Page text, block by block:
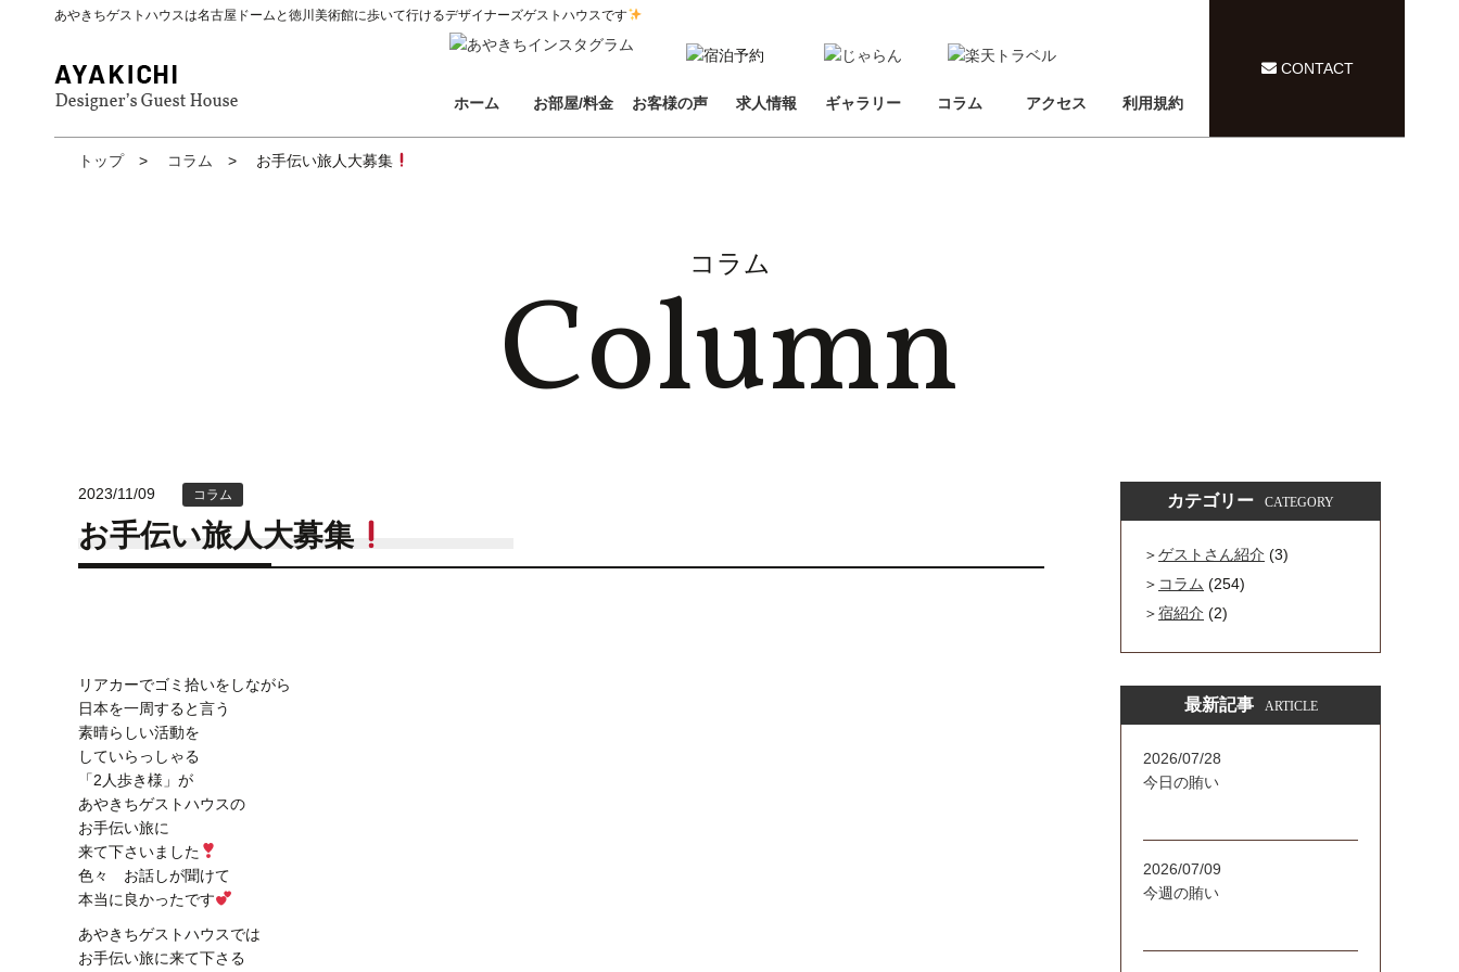
あやきちゲストハウスは名古屋ドームと徳川美術館に歩いて行けるデザイナーズゲストハウスです
CONTACT
ホーム
お部屋/料金 お客様の声 求人情報 ギャラリー コラム アクセス 利用規約
トップ コラム お手伝い旅人大募集
コラム
2023/11/09 コラム
お手伝い旅人大募集
リアカーでゴミ拾いをしながら
日本を一周すると言う
素晴らしい活動を
していらっしゃる
「2人歩き様」が
あやきちゲストハウスの
お手伝い旅に
来て下さいました
色々 お話しが聞けて
本当に良かったです
あやきちゲストハウスでは
お手伝い旅に来て下さる
カテゴリー CATEGORY
ゲストさん紹介 (3)
コラム (254)
宿紹介 (2)
最新記事 ARTICLE
2026/07/28
今日の賄い
2026/07/09
今週の賄い